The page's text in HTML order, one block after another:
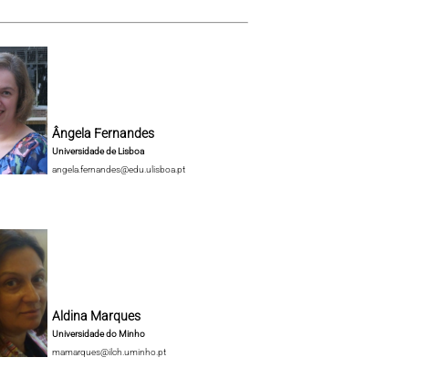
Ângela Fernandes
Universidade de Lisboa
angela.fernandes@edu.ulisboa.pt
Aldina Marques
Universidade do Minho
mamarques@ilch.uminho.pt